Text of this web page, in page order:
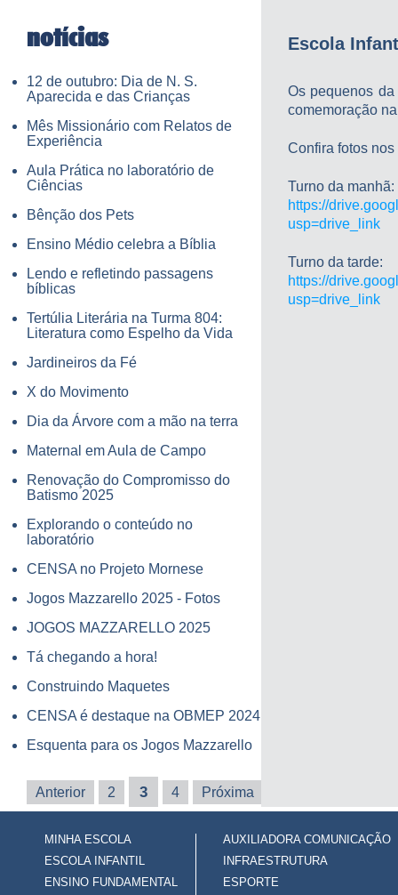
notícias
12 de outubro: Dia de N. S.
Aparecida e das Crianças
Mês Missionário com Relatos de
Experiência
Aula Prática no laboratório de
Ciências
Bênção dos Pets
Ensino Médio celebra a Bíblia
Lendo e refletindo passagens
bíblicas
Tertúlia Literária na Turma 804:
Literatura como Espelho da Vida
Jardineiros da Fé
X do Movimento
Dia da Árvore com a mão na terra
Maternal em Aula de Campo
Renovação do Compromisso do
Batismo 2025
Explorando o conteúdo no
laboratório
CENSA no Projeto Mornese
Jogos Mazzarello 2025 - Fotos
JOGOS MAZZARELLO 2025
Tá chegando a hora!
Construindo Maquetes
CENSA é destaque na OBMEP 2024
Esquenta para os Jogos Mazzarello
Anterior 2 3 4 Próxima
Escola
Os pequenos
comemoração
Confira fotos
Turno da manhã:
https://
usp=drive_link
Turno da tarde:
https://
usp=drive_link
MINHA ESCOLA
ESCOLA INFANTIL
ENSINO FUNDAMENTAL
AUXILIADORA COMUNICAÇÃO
INFRAESTRUTURA
ESPORTE